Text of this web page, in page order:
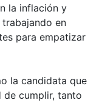
la inflación y
en
para empatizar
la candidata que
de cumplir, tanto